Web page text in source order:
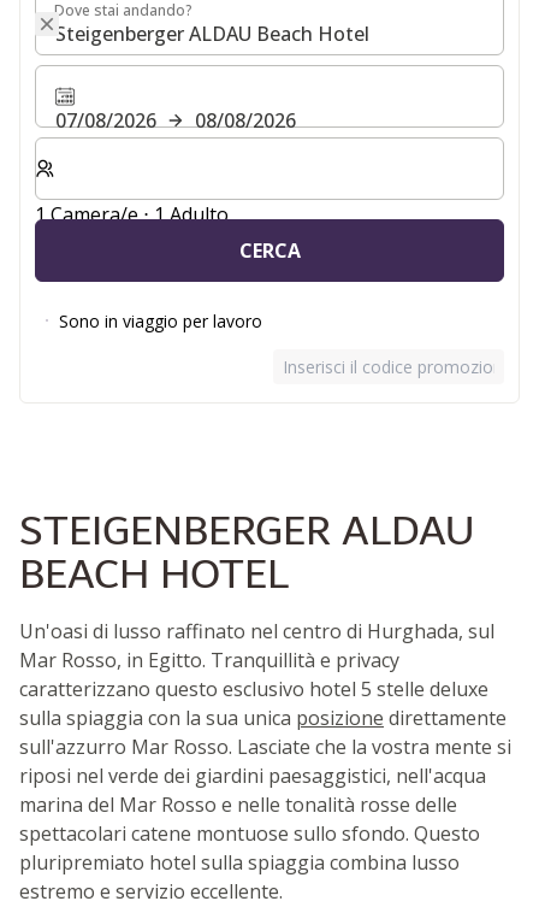
Dove stai andando?
Dove stai andando?
07/08/2026
08/08/2026
Selezionare il numero di camere e di ospiti per il
1 Camera/e ⋅ 1 Adulto
CERCA
Sono in viaggio per lavoro
Inserisci il codice promozionale
STEIGENBERGER ALDAU
BEACH HOTEL
Un'oasi di lusso raffinato nel centro di Hurghada, sul
Mar Rosso, in Egitto. Tranquillità e privacy
caratterizzano questo esclusivo hotel 5 stelle deluxe
sulla spiaggia con la sua unica posizione direttamente
sull'azzurro Mar Rosso. Lasciate che la vostra mente si
riposi nel verde dei giardini paesaggistici, nell'acqua
marina del Mar Rosso e nelle tonalità rosse delle
spettacolari catene montuose sullo sfondo. Questo
pluripremiato hotel sulla spiaggia combina lusso
estremo e servizio eccellente.